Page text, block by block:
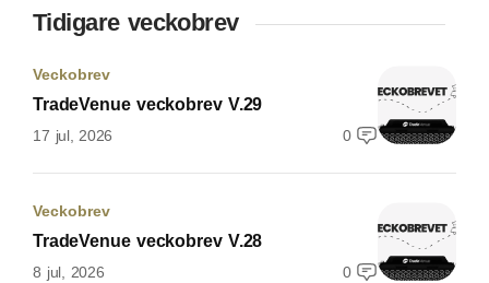
Tidigare veckobrev
Veckobrev
TradeVenue veckobrev V.29
17 jul, 2026 0
Veckobrev
TradeVenue veckobrev V.28
8 jul, 2026 0